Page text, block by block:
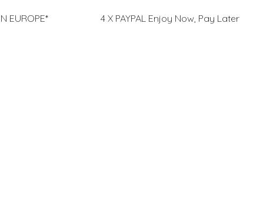
EUROPE* 4 X PAYPAL Enjoy Now, Pay Later